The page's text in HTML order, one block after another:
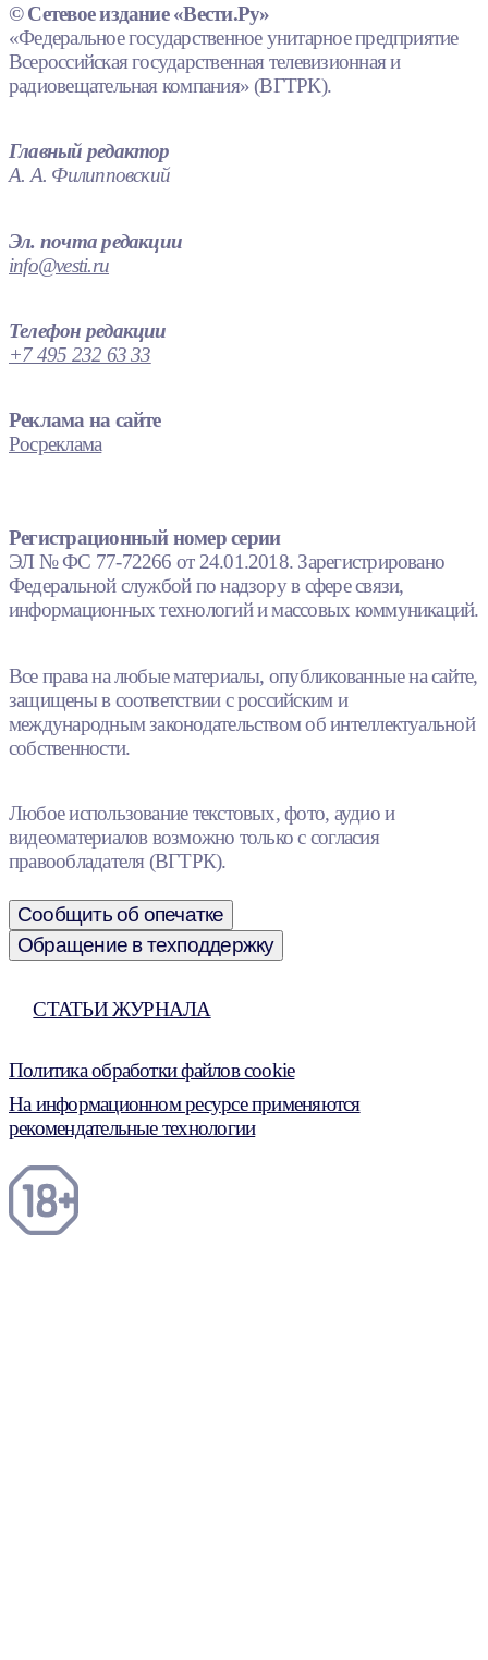
© Сетевое издание «Вести.Ру»
«Федеральное государственное унитарное предприятие
Всероссийская государственная телевизионная и
радиовещательная компания» (ВГТРК).
Главный редактор
А. А. Филипповский
Эл. почта редакции
info@vesti.ru
Телефон редакции
+7 495 232 63 33
Реклама на сайте
Росреклама
Регистрационный номер серии
ЭЛ № ФС 77-72266 от 24.01.2018. Зарегистрировано
Федеральной службой по надзору в сфере связи,
информационных технологий и массовых коммуникаций.
Все права на любые материалы, опубликованные на сайте,
защищены в соответствии с российским и
международным законодательством об интеллектуальной
собственности.
Любое использование текстовых, фото, аудио и
видеоматериалов возможно только с согласия
правообладателя (ВГТРК).
Сообщить об опечатке
Обращение в техподдержку
СТАТЬИ ЖУРНАЛА
Политика обработки файлов cookie
На информационном ресурсе применяются
рекомендательные технологии